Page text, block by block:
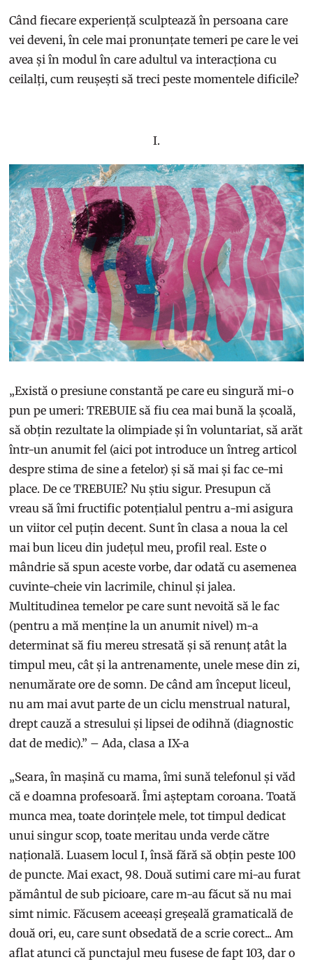
Când fiecare experiență sculptează în persoana care
vei deveni, în cele mai pronunțate temeri pe care le vei
avea și în modul în care adultul va interacționa cu
ceilalți, cum reușești să treci peste momentele dificile?
I.
„Există o presiune constantă pe care eu singură mi-o
pun pe umeri: TREBUIE să fiu cea mai bună la școală,
să obțin rezultate la olimpiade și în voluntariat, să arăt
într-un anumit fel (aici pot introduce un întreg articol
despre stima de sine a fetelor) și să mai și fac ce-mi
place. De ce TREBUIE? Nu știu sigur. Presupun că
vreau să îmi fructific potențialul pentru a-mi asigura
un viitor cel puțin decent. Sunt în clasa a noua la cel
mai bun liceu din județul meu, profil real. Este o
mândrie să spun aceste vorbe, dar odată cu asemenea
cuvinte-cheie vin lacrimile, chinul și jalea.
Multitudinea temelor pe care sunt nevoită să le fac
(pentru a mă menține la un anumit nivel) m-a
determinat să fiu mereu stresată și să renunț atât la
timpul meu, cât și la antrenamente, unele mese din zi,
nenumărate ore de somn. De când am început liceul,
nu am mai avut parte de un ciclu menstrual natural,
drept cauză a stresului și lipsei de odihnă (diagnostic
dat de medic).” – Ada, clasa a IX-a
„Seara, în mașină cu mama, îmi sună telefonul și văd
că e doamna profesoară. Îmi așteptam coroana. Toată
munca mea, toate dorințele mele, tot timpul dedicat
unui singur scop, toate meritau unda verde către
națională. Luasem locul I, însă fără să obțin peste 100
de puncte. Mai exact, 98. Două sutimi care mi-au furat
pământul de sub picioare, care m-au făcut să nu mai
simt nimic. Făcusem aceeași greșeală gramaticală de
două ori, eu, care sunt obsedată de a scrie corect... Am
aflat atunci că punctajul meu fusese de fapt 103, dar o